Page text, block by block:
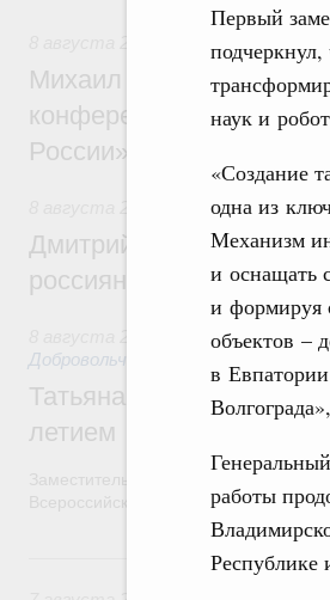
Первый
наук и
«Создание
одна из
Механизм
и оснащать
и формируя
объектов –
в
работы
Республике
Михаил Мишустин дал
конференции
России»
Спорт высших
Дмитрий Чернышенко и
россиян с Днём
Социальные
Добровольчество и
Татьяна Голикова
летием
Заместитель Председателя
Всероссийского общественного
7